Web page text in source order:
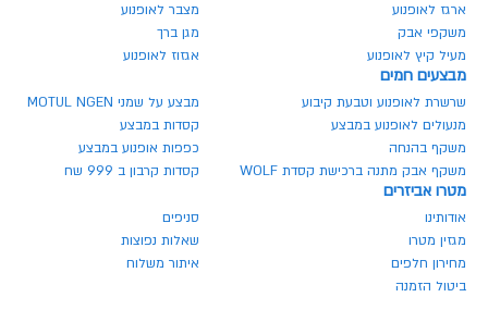
ארגז לאופנוע
מצבר לאופנוע
משקפי אבק
מגן ברך
מעיל קיץ לאופנוע
אגזוז לאופנוע
מבצעים חמים
שרשרת לאופנוע וטבעת קיבוע
מבצע על שמני MOTUL NGEN
מנעולים לאופנוע במבצע
קסדות במבצע
משקף בהנחה
כפפות אופנוע במבצע
משקף אבק מתנה ברכישת קסדת WOLF
קסדות קרבון ב 999 שח
מטרו אביזרים
אודותינו
סניפים
מגזין מטרו
שאלות נפוצות
מחירון חלפים
איתור משלוח
ביטול הזמנה